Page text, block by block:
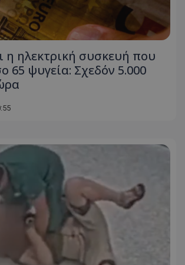
η ηλεκτρική συσκευή που
65 ψυγεία: Σχεδόν 5.000
Microsoft Corporation
YouTube
.youtube.com